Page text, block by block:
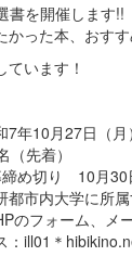
書を開催します!!
かった本、おす
ています！
7年10月27日（月
先着）
り 10月30日（
都市内大学に所
のフォーム、メ
：ill01＊